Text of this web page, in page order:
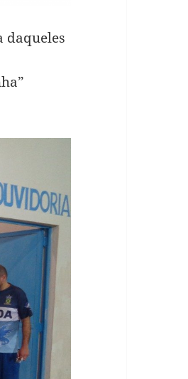
daqueles